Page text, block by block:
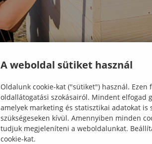
A weboldal sütiket használ
Oldalunk cookie-kat ("sütiket") használ.
oldallátogatási szokásairól. Mindent elfogad
amelyek marketing és statisztikai adatokat
szükségeseken kívül. Amennyiben minden
tudjuk megjeleníteni a weboldalunkat.
cookie-kat.